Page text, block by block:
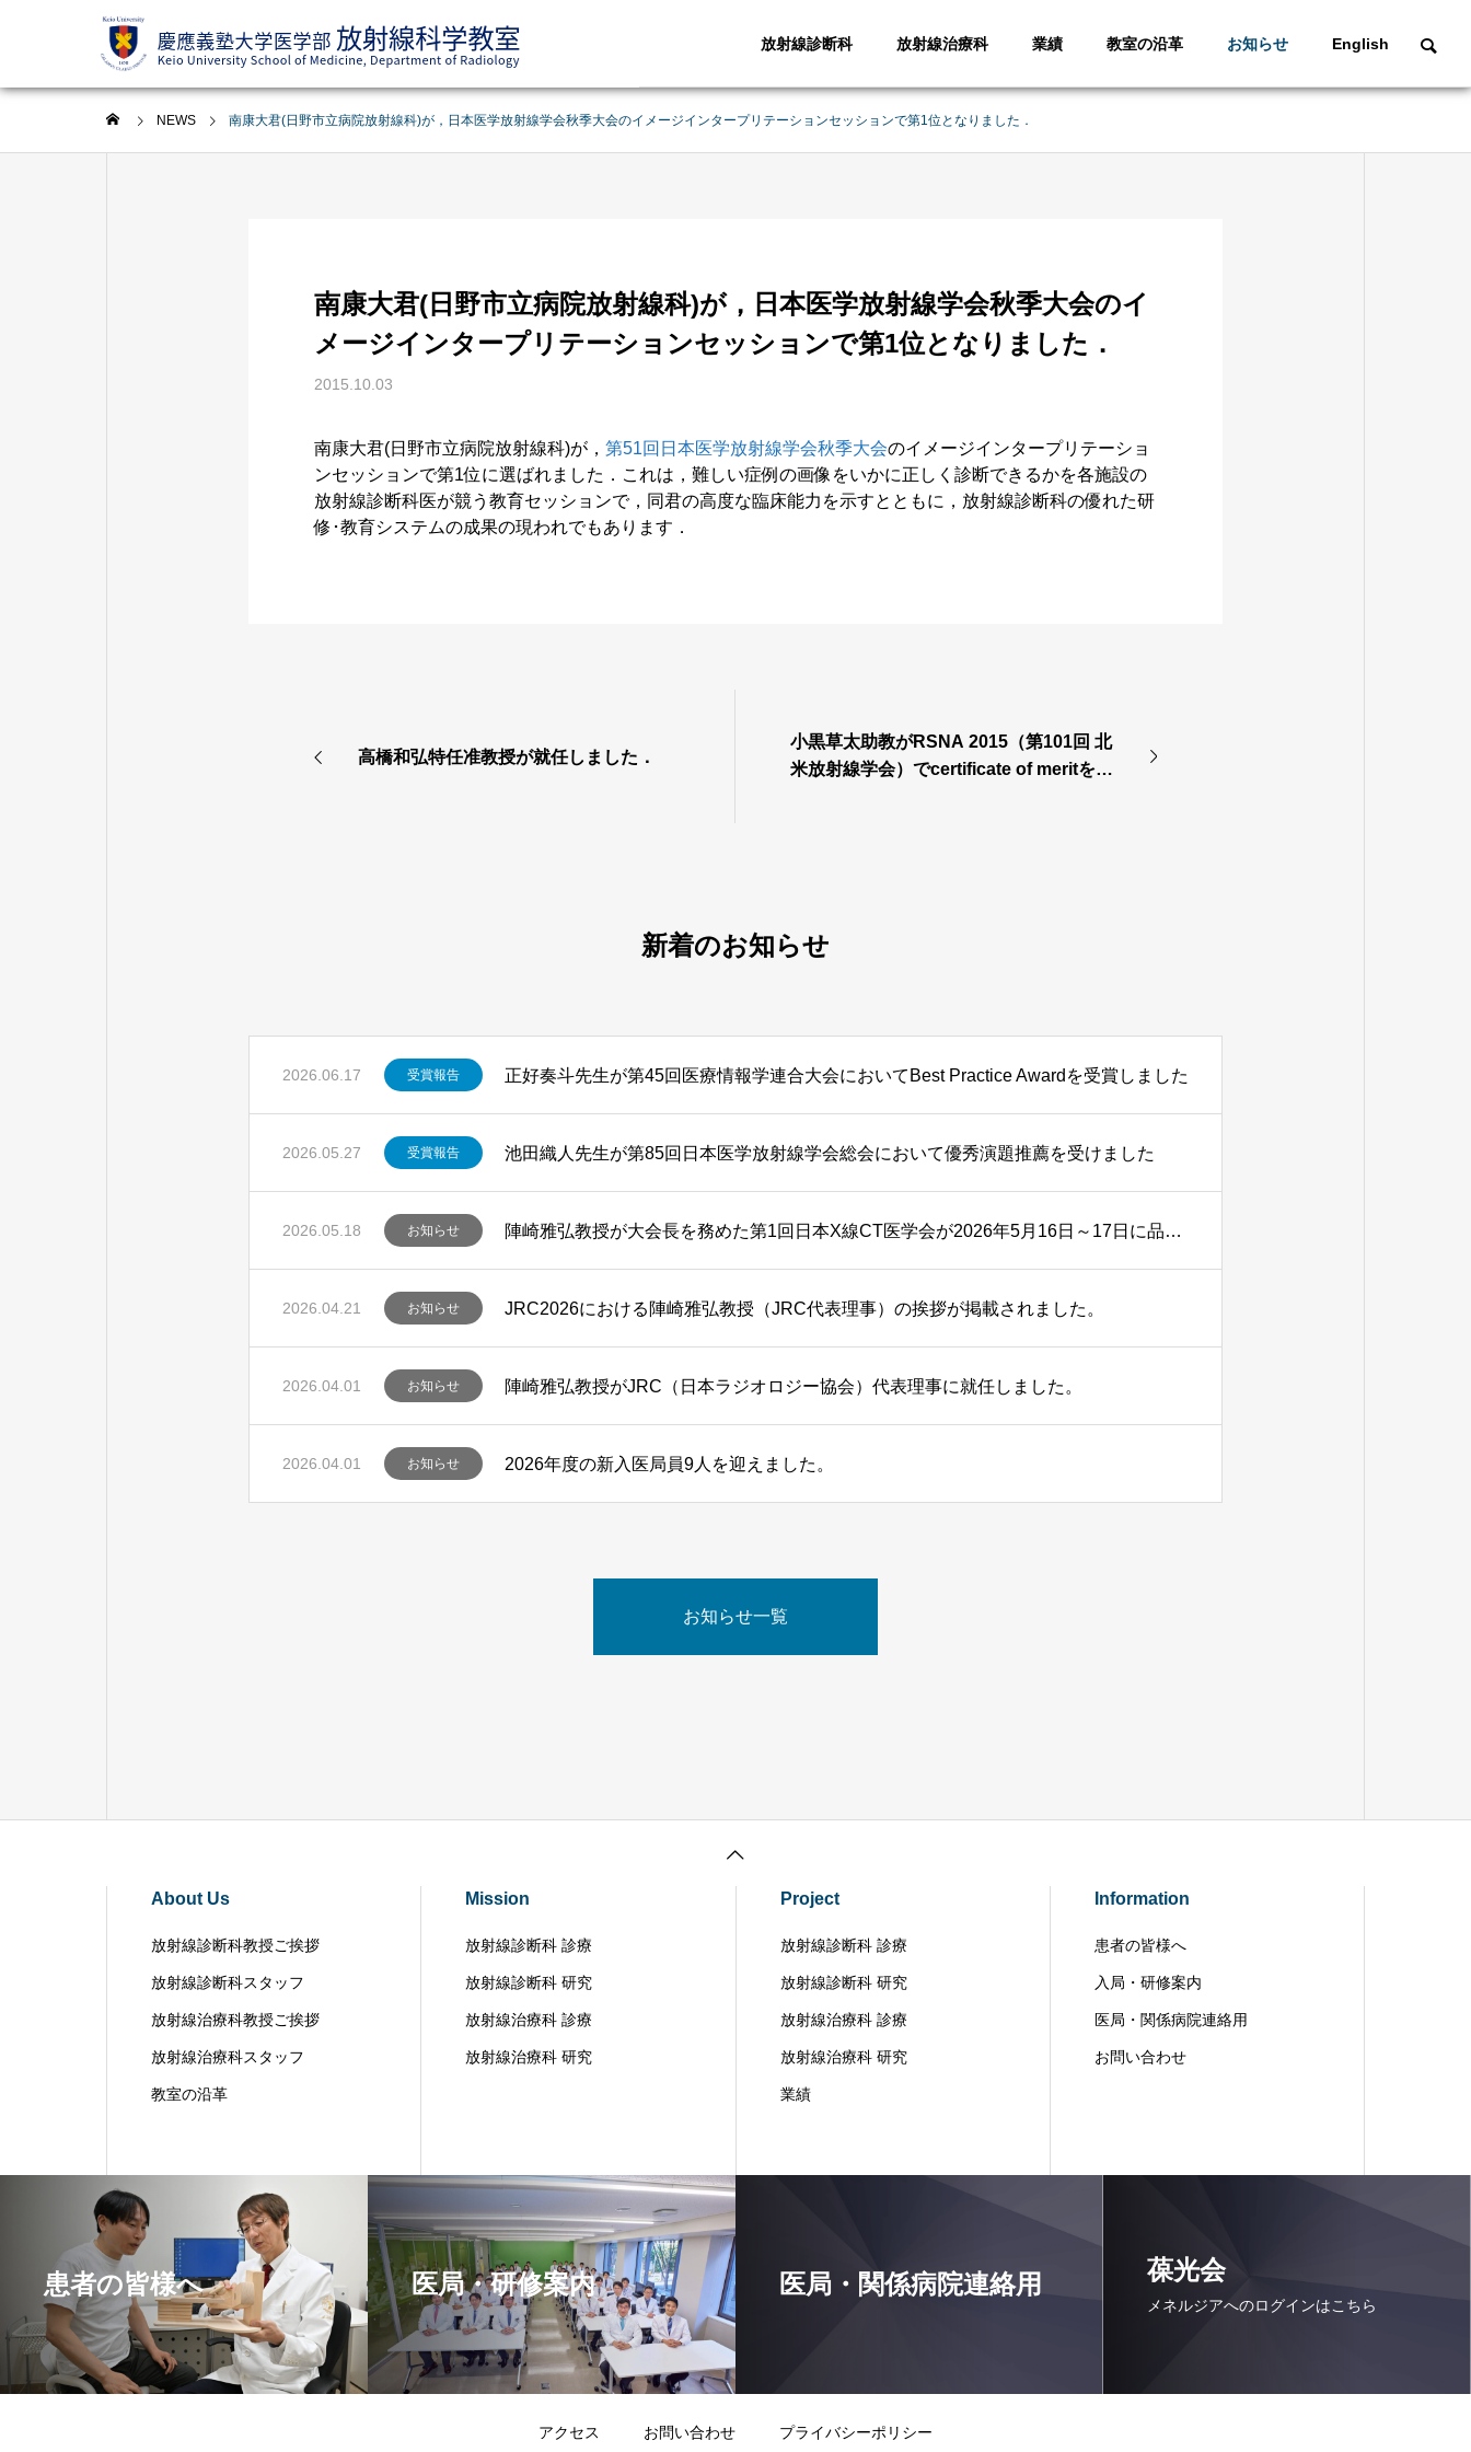
放射線診断科 放射線治療科 業績 教室の沿革 お知らせ English
NEWS 南康大君(日野市立病院放射線科)が，日本医学放射線学会秋季大会のイメージインタープリテーションセッションで第1位となりました．
南康大君(日野市立病院放射線科)が，日本医学放射線学会秋季大会のイ
メージインタープリテーションセッションで第1位となりました．
2015.10.03
南康大君(日野市立病院放射線科)が， 第51回日本医学放射線学会秋季大会のイメージインタープリテーショ
ンセッションで第1位に選ばれました．これは，難しい症例の画像をいかに正しく診断できるかを各施設の
放射線診断科医が競う教育セッションで，同君の高度な臨床能力を示すとともに，放射線診断科の優れた研
修･教育システムの成果の現われでもあります．
高橋和弘特任准教授が就任しました．
小黒草太助教がRSNA 2015（第101回 北
米放射線学会）でcertificate of meritを受
新着のお知らせ
2026.06.17 受賞報告 正好奏斗先生が第45回医療情報学連合大会においてBest Practice Awardを受賞しました
2026.05.27 受賞報告 池田織人先生が第85回日本医学放射線学会総会において優秀演題推薦を受けました
2026.05.18 お知らせ 陣崎雅弘教授が大会長を務めた第1回日本X線CT医学会が2026年5月16日～17日に品川シーズンカンファレンスにて開催されました。
2026.04.21 お知らせ JRC2026における陣崎雅弘教授（JRC代表理事）の挨拶が掲載されました。
2026.04.01 お知らせ 陣崎雅弘教授がJRC（日本ラジオロジー協会）代表理事に就任しました。
2026.04.01 お知らせ 2026年度の新入医局員9人を迎えました。
お知らせ一覧
About Us
放射線診断科教授ご挨拶
放射線診断科スタッフ
放射線治療科教授ご挨拶
放射線治療科スタッフ
教室の沿革
Mission
放射線診断科 診療
放射線診断科 研究
放射線治療科 診療
放射線治療科 研究
Project
放射線診断科 診療
放射線診断科 研究
放射線治療科 診療
放射線治療科 研究
業績
Information
患者の皆様へ
入局・研修案内
医局・関係病院連絡用
お問い合わせ
患者の皆様へ 医局・研修案内 医局・関係病院連絡用 葆光会
メネルジアへのログインはこちら
アクセス お問い合わせ プライバシーポリシー